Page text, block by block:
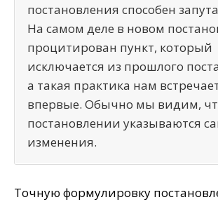
постановления способен
На самом деле в новом
процитирован пункт, который
исключается из прошлого
а такая практика нам
впервые. Обычно мы видим,
постановлении указываются
изменения.
Точную формулировку